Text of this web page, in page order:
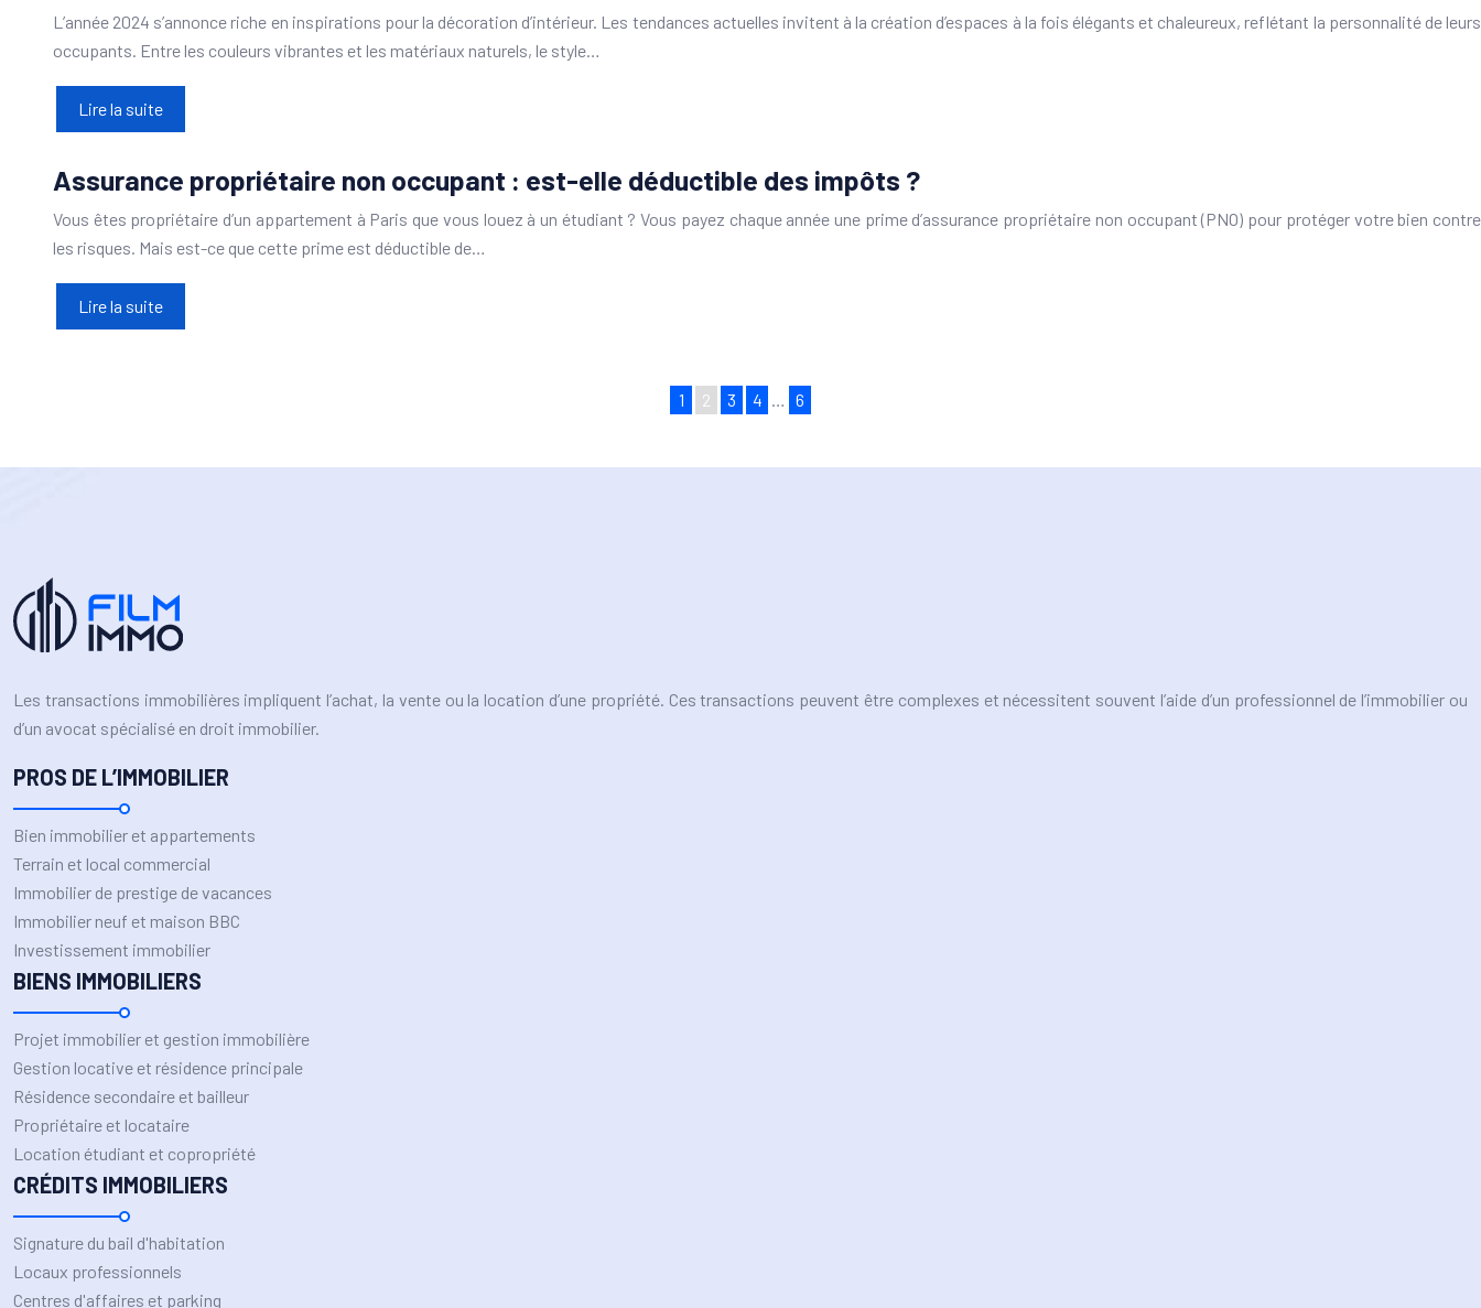
L’année 2024 s’annonce riche en inspirations pour la décoration d’intérieur. Les tendances actuelles invitent à la création d’espaces à la fois élégants et chaleureux, reflétant la personnalité de leurs
occupants. Entre les couleurs vibrantes et les matériaux naturels, le style…
Lire la suite
Assurance propriétaire non occupant : est-elle déductible des impôts ?
Vous êtes propriétaire d’un appartement à Paris que vous louez à un étudiant ? Vous payez chaque année une prime d’assurance propriétaire non occupant (PNO) pour protéger votre bien contre
les risques. Mais est-ce que cette prime est déductible de…
Lire la suite
1 2 3 4 … 6
Les transactions immobilières impliquent l’achat, la vente ou la location d’une propriété. Ces transactions peuvent être complexes et nécessitent souvent l’aide d’un professionnel de l’immobilier ou
d’un avocat spécialisé en droit immobilier.
PROS DE L’IMMOBILIER
Bien immobilier et appartements
Terrain et local commercial
Immobilier de prestige de vacances
Immobilier neuf et maison BBC
Investissement immobilier
BIENS IMMOBILIERS
Projet immobilier et gestion immobilière
Gestion locative et résidence principale
Résidence secondaire et bailleur
Propriétaire et locataire
Location étudiant et copropriété
CRÉDITS IMMOBILIERS
Signature du bail d'habitation
Locaux professionnels
Centres d'affaires et parking